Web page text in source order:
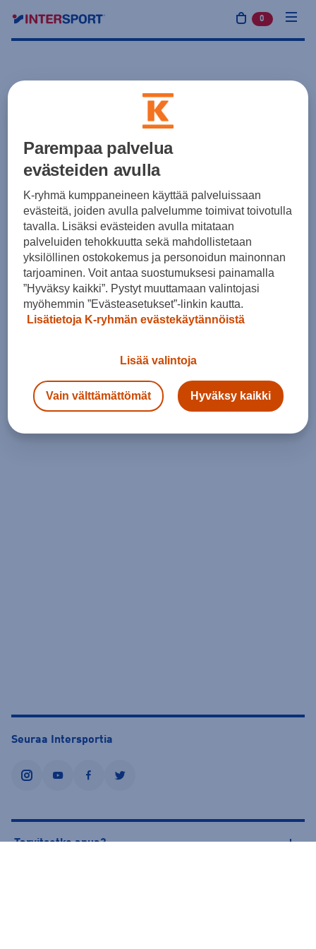
0 tuotetta
Seuraa Intersportia
instagramyoutubefacebooktwitter
Tarvitsetko apua?
Parempaa palvelua
evästeiden avulla
K-ryhmä kumppaneineen käyttää palveluissaan
evästeitä, joiden avulla palvelumme toimivat toivotulla
tavalla. Lisäksi evästeiden avulla mitataan
palveluiden tehokkuutta sekä mahdollistetaan
yksilöllinen ostokokemus ja personoidun mainonnan
tarjoaminen. Voit antaa suostumuksesi painamalla
”Hyväksy kaikki”. Pystyt muuttamaan valintojasi
myöhemmin ”Evästeasetukset”-linkin kautta.
Lisätietoja K-ryhmän evästekäytännöistä
Lisää valintoja
Vain välttämättömät Hyväksy kaikki